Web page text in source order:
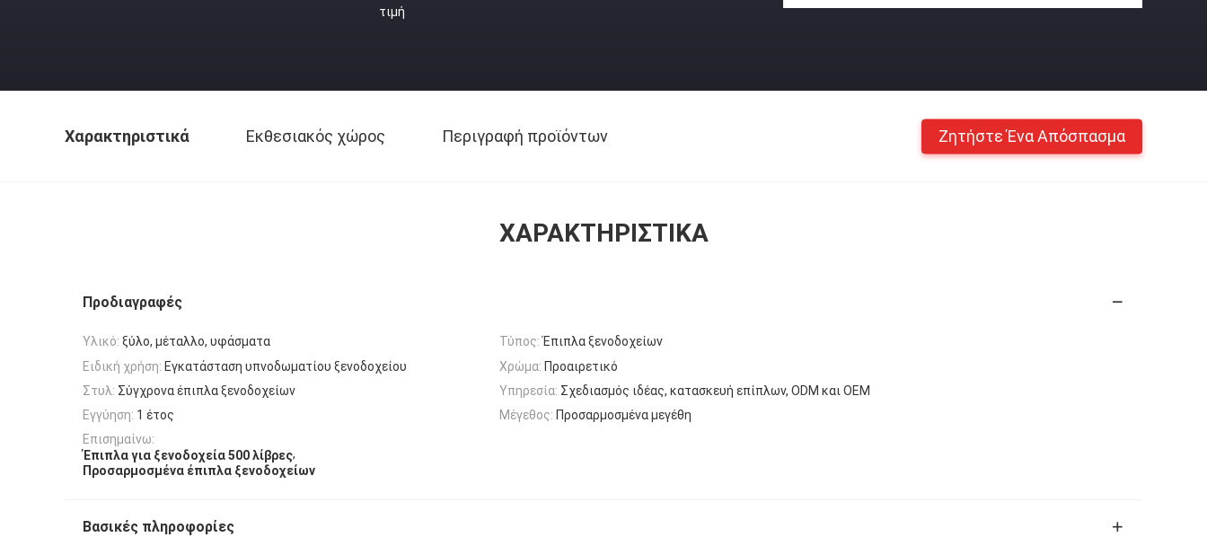
τιμή
Χαρακτηριστικά Εκθεσιακός χώρος Περιγραφή προϊόντων Ζητήστε Ένα Απόσπασμα
ΧΑΡΑΚΤΗΡΙΣΤΙΚΆ
Προδιαγραφές
Υλικό: ξύλο, μέταλλο, υφάσματα Τύπος: Έπιπλα ξενοδοχείων
Ειδική χρήση: Εγκατάσταση υπνοδωματίου ξενοδοχείου Χρώμα: Προαιρετικό
Στυλ: Σύγχρονα έπιπλα ξενοδοχείων Υπηρεσία: Σχεδιασμός ιδέας, κατασκευή επίπλων, ODM και OEM
Εγγύηση: 1 έτος Μέγεθος: Προσαρμοσμένα μεγέθη
Επισημαίνω:
Έπιπλα για ξενοδοχεία 500 λίβρες,
Προσαρμοσμένα έπιπλα ξενοδοχείων
Βασικές πληροφορίες